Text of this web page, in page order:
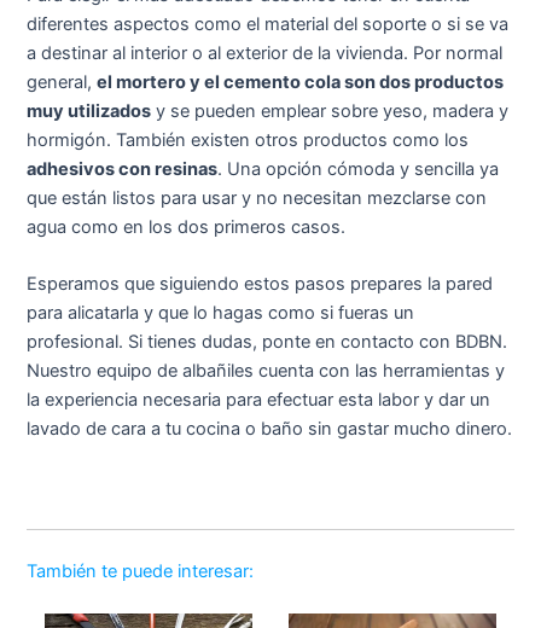
diferentes aspectos como el material del soporte o si se va
a destinar al interior o al exterior de la vivienda. Por normal
general,el mortero y el cemento cola son dos productos
muy utilizados y se pueden emplear sobre yeso, madera y
hormigón. También existen otros productos como los
adhesivos con resinas. Una opción cómoda y sencilla ya
que están listos para usar y no necesitan mezclarse con
agua como en los dos primeros casos.
Esperamos que siguiendo estos pasos prepares la pared
para alicatarla y que lo hagas como si fueras un
profesional. Si tienes dudas, ponte en contacto con BDBN.
Nuestro equipo de albañiles cuenta con las herramientas y
la experiencia necesaria para efectuar esta labor y dar un
lavado de cara a tu cocina o baño sin gastar mucho dinero.
También te puede interesar: